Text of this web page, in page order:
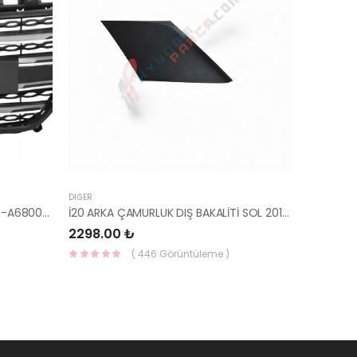
PANJUR İ30 2015- KOMPLE 86350-A6800-YS
DIĞER
İ20 ARKA ÇAMURLUK DIŞ BAKALİTİ SOL 2015- ( PARLAK SİYAH ) 87360-C8000-YS
2298.00 ₺
( 446 Görüntüleme )